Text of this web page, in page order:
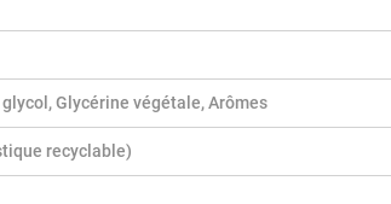
Glycérine végétale, Arômes
recyclable)